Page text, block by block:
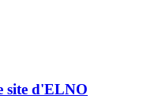
site d'ELNO